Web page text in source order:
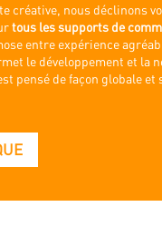
créative, nous déclinons
tous les supports de
entre expérience
le développement et la
pensé de façon globale